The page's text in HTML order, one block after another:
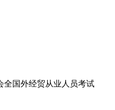
全国外经贸从业人员考试